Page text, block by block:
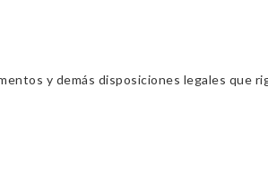
y demás disposiciones legales que